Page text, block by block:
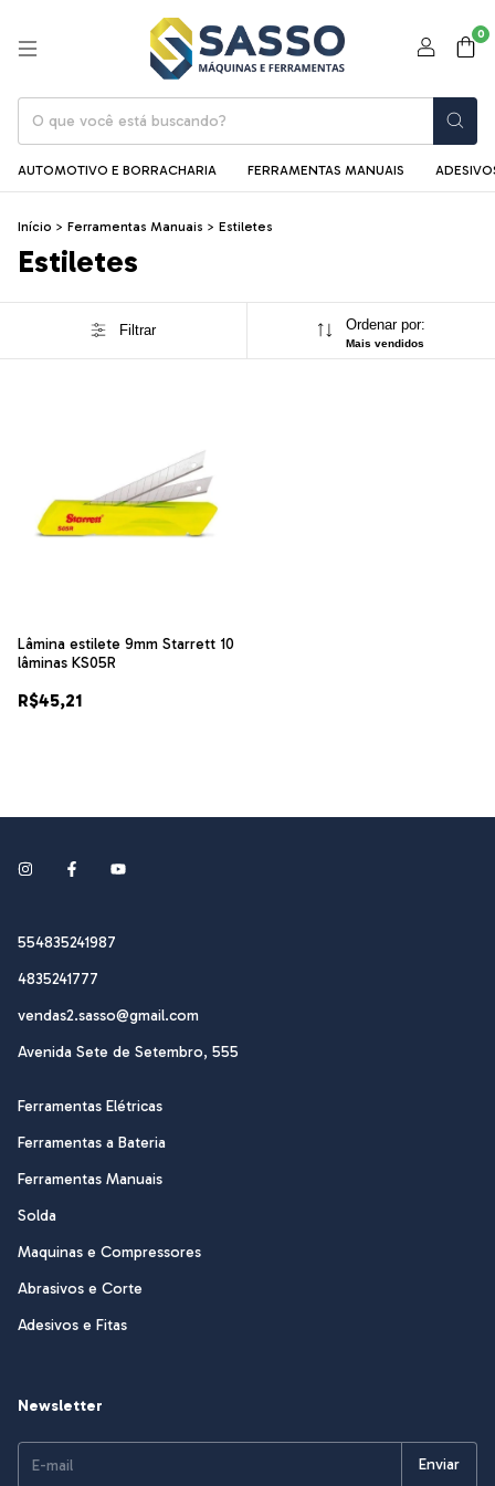
0
AUTOMOTIVO E BORRACHARIA FERRAMENTAS MANUAIS
Início > Ferramentas Manuais > Estiletes
Estiletes
Filtrar Ordenar por:
Mais vendidos
Lâmina estilete 9mm Starrett 10
lâminas KS05R
R$45,21
554835241987
4835241777
vendas2.sasso@gmail.com
Avenida Sete de Setembro, 555
Ferramentas Elétricas
Ferramentas a Bateria
Ferramentas Manuais
Solda
Maquinas e Compressores
Abrasivos e Corte
Adesivos e Fitas
Newsletter